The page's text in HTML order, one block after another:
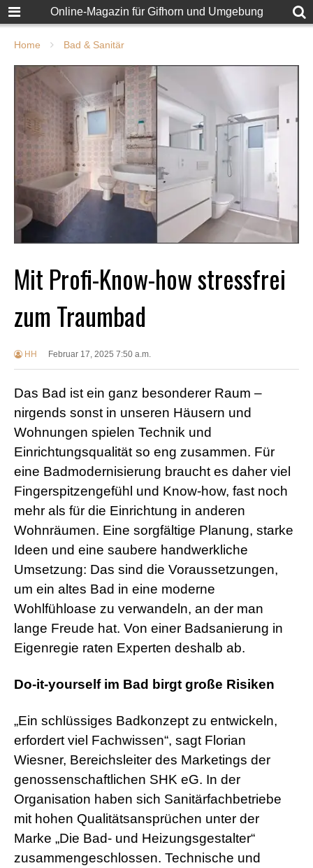
Online-Magazin für Gifhorn und Umgebung
Home Bad & Sanitär
Mit Profi-Know-how stressfrei
zum Traumbad
HH Februar 17, 2025 7:50 a.m.
Das Bad ist ein ganz besonderer Raum –
nirgends sonst in unseren Häusern und
Wohnungen spielen Technik und
Einrichtungsqualität so eng zusammen. Für
eine Badmodernisierung braucht es daher viel
Fingerspitzengefühl und Know-how, fast noch
mehr als für die Einrichtung in anderen
Wohnräumen. Eine sorgfältige Planung, starke
Ideen und eine saubere handwerkliche
Umsetzung: Das sind die Voraussetzungen,
um ein altes Bad in eine moderne
Wohlfühloase zu verwandeln, an der man
lange Freude hat. Von einer Badsanierung in
Eigenregie raten Experten deshalb ab.
Do-it-yourself im Bad birgt große Risiken
„Ein schlüssiges Badkonzept zu entwickeln,
erfordert viel Fachwissen“, sagt Florian
Wiesner, Bereichsleiter des Marketings der
genossenschaftlichen SHK eG. In der
Organisation haben sich Sanitärfachbetriebe
mit hohen Qualitätsansprüchen unter der
Marke „Die Bad- und Heizungsgestalter“
zusammengeschlossen. Technische und